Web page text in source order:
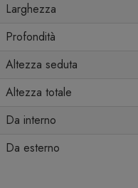
Larghezza
Profondità
Altezza seduta
Altezza totale
Da interno
Da esterno